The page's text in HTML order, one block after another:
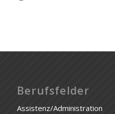
Berufsfelder
Assistenz/Administration